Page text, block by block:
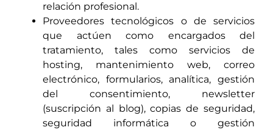
relación profesional.
Proveedores tecnológicos o de servicios
que actúen como encargados del
tratamiento, tales como servicios de
hosting, mantenimiento web, correo
electrónico, formularios, analítica, gestión
del consentimiento, newsletter
(suscripción al blog), copias de seguridad,
seguridad informática o gestión